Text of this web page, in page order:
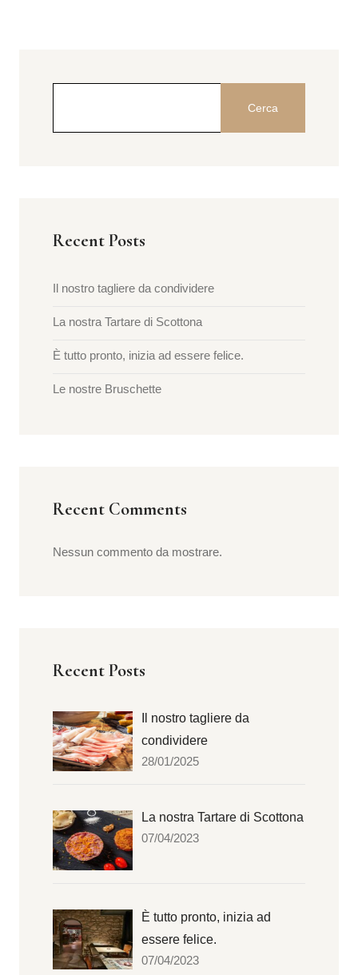
Cerca
Recent Posts
Il nostro tagliere da condividere
La nostra Tartare di Scottona
È tutto pronto, inizia ad essere felice.
Le nostre Bruschette
Recent Comments
Nessun commento da mostrare.
Recent Posts
Il nostro tagliere da
condividere
28/01/2025
La nostra Tartare di Scottona
07/04/2023
È tutto pronto, inizia ad
essere felice.
07/04/2023